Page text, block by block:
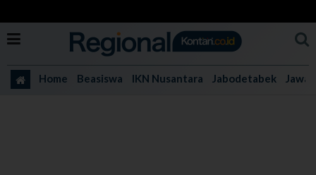
Home Beasiswa IKN Nusantara Jabodetabek Jawa